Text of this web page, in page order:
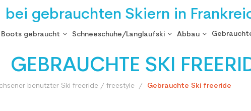
bei gebrauchten Skiern in
gebraucht Schneeschuhe/Langlaufski Abbau
GEBRAUCHTE SKI
benutzter Ski freeride / freestyle Gebrauchte Ski freeride